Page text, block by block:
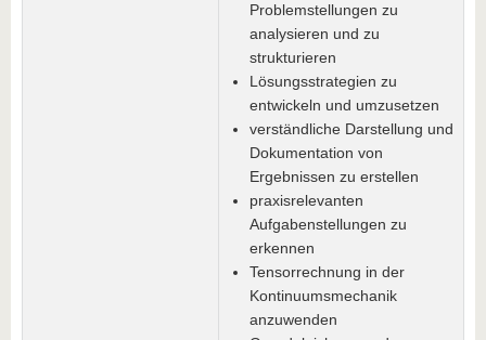
Problemstellungen zu
analysieren und zu
strukturieren
Lösungsstrategien zu
entwickeln und umzusetzen
verständliche Darstellung und
Dokumentation von
Ergebnissen zu erstellen
praxisrelevanten
Aufgabenstellungen zu
erkennen
Tensorrechnung in der
Kontinuumsmechanik
anzuwenden